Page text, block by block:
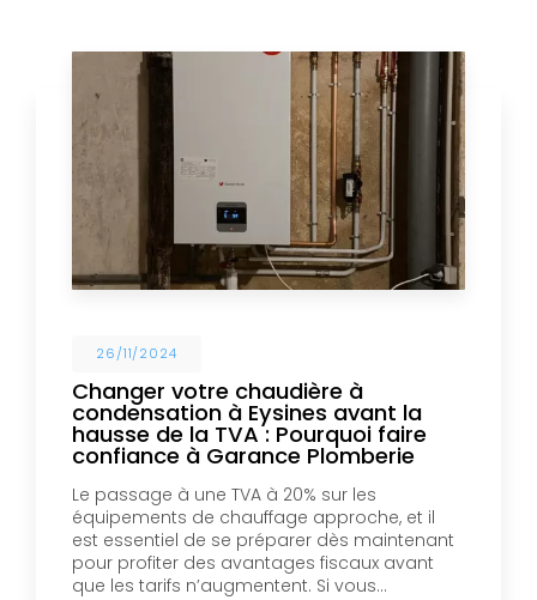
26/11/2024
Changer votre chaudière à
condensation à Eysines avant la
hausse de la TVA : Pourquoi faire
confiance à Garance Plomberie
Le passage à une TVA à 20% sur les
équipements de chauffage approche, et il
est essentiel de se préparer dès maintenant
pour profiter des avantages fiscaux avant
que les tarifs n’augmentent. Si vous…